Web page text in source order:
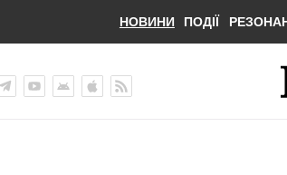
НОВИНИ ПОДІЇ